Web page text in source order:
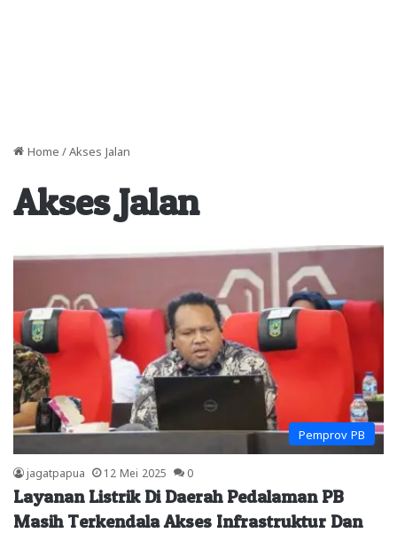
Home / Akses Jalan
Akses Jalan
Pemprov PB
jagatpapua 12 Mei 2025 0
Layanan Listrik Di Daerah Pedalaman PB
Masih Terkendala Akses Infrastruktur Dan